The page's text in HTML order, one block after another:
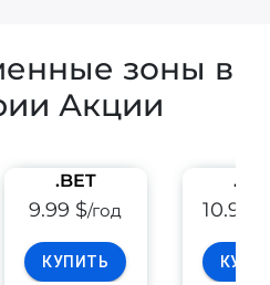
зоны в
Акции
.BET
9.99 $/год
КУПИТЬ
10.99 $